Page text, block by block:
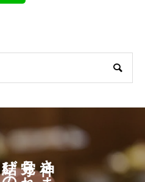
結びの門出